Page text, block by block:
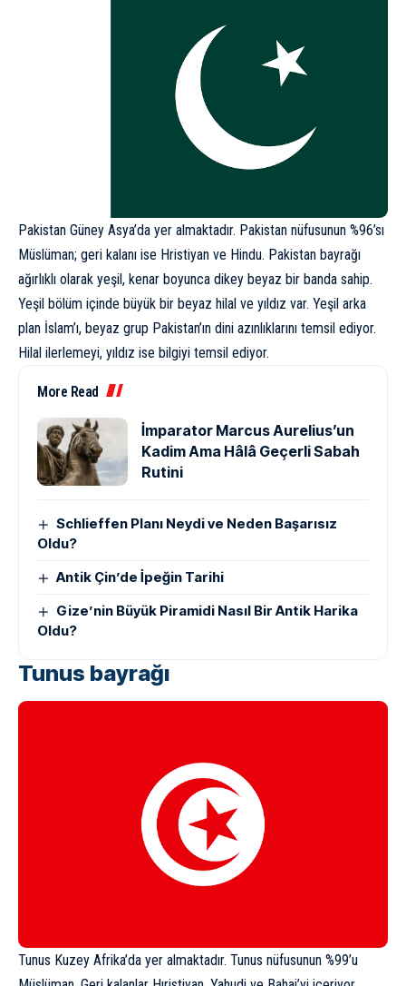
Pakistan Güney Asya’da yer almaktadır. Pakistan nüfusunun %96’sı
Müslüman; geri kalanı ise Hristiyan ve Hindu. Pakistan bayrağı
ağırlıklı olarak yeşil, kenar boyunca dikey beyaz bir banda sahip.
Yeşil bölüm içinde büyük bir beyaz hilal ve yıldız var. Yeşil arka
plan İslam’ı, beyaz grup Pakistan’ın dini azınlıklarını temsil ediyor.
Hilal ilerlemeyi, yıldız ise bilgiyi temsil ediyor.
More Read
İmparator Marcus Aurelius’un
Kadim Ama Hâlâ Geçerli Sabah
Rutini
Schlieffen Planı Neydi ve Neden Başarısız
Oldu?
Antik Çin’de İpeğin Tarihi
Gize’nin Büyük Piramidi Nasıl Bir Antik Harika
Oldu?
Tunus bayrağı
Tunus Kuzey Afrika’da yer almaktadır. Tunus nüfusunun %99’u